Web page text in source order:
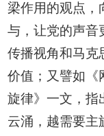
梁作用的观点，
与，让党的声音
传播视角和马克
价值；又譬如《
旋律》一文，指
云涌，越需要主